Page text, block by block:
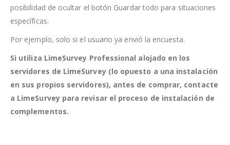
posibilidad de ocultar el botón Guardar todo para situaciones
específicas.
Por ejemplo, solo si el usuario ya envió la encuesta.
Si utiliza LimeSurvey Professional alojado en los
servidores de LimeSurvey (lo opuesto a una instalación
en sus propios servidores), antes de comprar, contacte
a LimeSurvey para revisar el proceso de instalación de
complementos.